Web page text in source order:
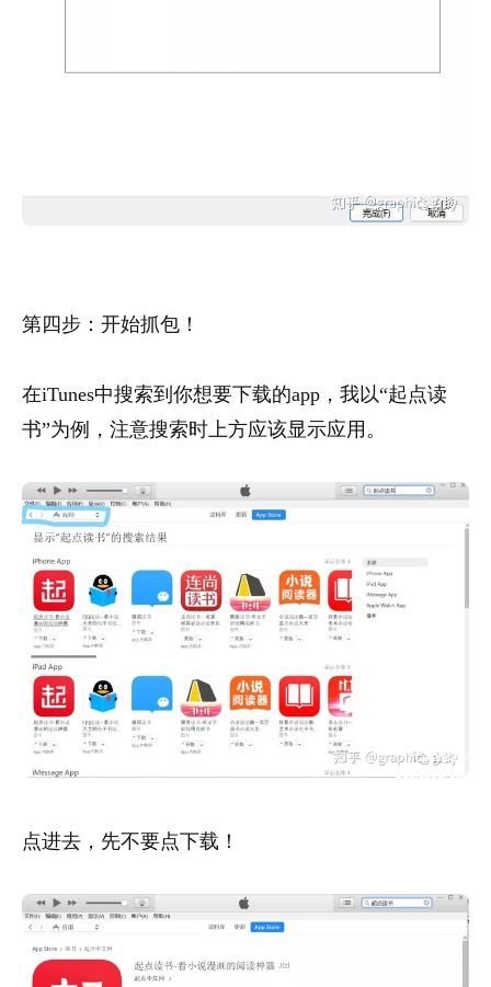
第四步：开始抓包！
在iTunes中搜索到你想要下载的app，我以“起点读
书”为例，注意搜索时上方应该显示应用。
点进去，先不要点下载！